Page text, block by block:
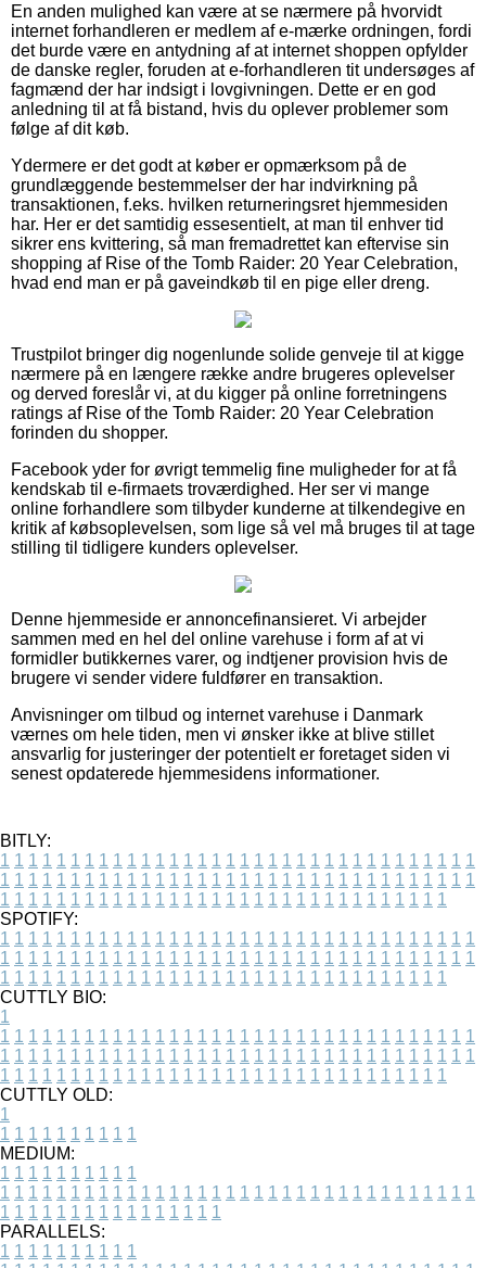
En anden mulighed kan være at se nærmere på hvorvidt
internet forhandleren er medlem af e-mærke ordningen, fordi
det burde være en antydning af at internet shoppen opfylder
de danske regler, foruden at e-forhandleren tit undersøges af
fagmænd der har indsigt i lovgivningen. Dette er en god
anledning til at få bistand, hvis du oplever problemer som
følge af dit køb.
Ydermere er det godt at køber er opmærksom på de
grundlæggende bestemmelser der har indvirkning på
transaktionen, f.eks. hvilken returneringsret hjemmesiden
har. Her er det samtidig essesentielt, at man til enhver tid
sikrer ens kvittering, så man fremadrettet kan eftervise sin
shopping af Rise of the Tomb Raider: 20 Year Celebration,
hvad end man er på gaveindkøb til en pige eller dreng.
Trustpilot bringer dig nogenlunde solide genveje til at kigge
nærmere på en længere række andre brugeres oplevelser
og derved foreslår vi, at du kigger på online forretningens
ratings af Rise of the Tomb Raider: 20 Year Celebration
forinden du shopper.
Facebook yder for øvrigt temmelig fine muligheder for at få
kendskab til e-firmaets troværdighed. Her ser vi mange
online forhandlere som tilbyder kunderne at tilkendegive en
kritik af købsoplevelsen, som lige så vel må bruges til at tage
stilling til tidligere kunders oplevelser.
Denne hjemmeside er annoncefinansieret. Vi arbejder
sammen med en hel del online varehuse i form af at vi
formidler butikkernes varer, og indtjener provision hvis de
brugere vi sender videre fuldfører en transaktion.
Anvisninger om tilbud og internet varehuse i Danmark
værnes om hele tiden, men vi ønsker ikke at blive stillet
ansvarlig for justeringer der potentielt er foretaget siden vi
senest opdaterede hjemmesidens informationer.
BITLY:
1 1 1 1 1 1 1 1 1 1 1 1 1 1 1 1 1 1 1 1 1 1 1 1 1 1 1 1 1 1 1 1 1 1
1 1 1 1 1 1 1 1 1 1 1 1 1 1 1 1 1 1 1 1 1 1 1 1 1 1 1 1 1 1 1 1 1 1
1 1 1 1 1 1 1 1 1 1 1 1 1 1 1 1 1 1 1 1 1 1 1 1 1 1 1 1 1 1 1 1
SPOTIFY:
1 1 1 1 1 1 1 1 1 1 1 1 1 1 1 1 1 1 1 1 1 1 1 1 1 1 1 1 1 1 1 1 1 1
1 1 1 1 1 1 1 1 1 1 1 1 1 1 1 1 1 1 1 1 1 1 1 1 1 1 1 1 1 1 1 1 1 1
1 1 1 1 1 1 1 1 1 1 1 1 1 1 1 1 1 1 1 1 1 1 1 1 1 1 1 1 1 1 1 1
CUTTLY BIO:
1
1 1 1 1 1 1 1 1 1 1 1 1 1 1 1 1 1 1 1 1 1 1 1 1 1 1 1 1 1 1 1 1 1 1
1 1 1 1 1 1 1 1 1 1 1 1 1 1 1 1 1 1 1 1 1 1 1 1 1 1 1 1 1 1 1 1 1 1
1 1 1 1 1 1 1 1 1 1 1 1 1 1 1 1 1 1 1 1 1 1 1 1 1 1 1 1 1 1 1 1
CUTTLY OLD:
1
1 1 1 1 1 1 1 1 1 1
MEDIUM:
1 1 1 1 1 1 1 1 1 1
1 1 1 1 1 1 1 1 1 1 1 1 1 1 1 1 1 1 1 1 1 1 1 1 1 1 1 1 1 1 1 1 1 1
1 1 1 1 1 1 1 1 1 1 1 1 1 1 1 1
PARALLELS:
1 1 1 1 1 1 1 1 1 1